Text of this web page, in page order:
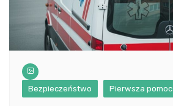
Bezpieczeństwo Pierwsza pomoc